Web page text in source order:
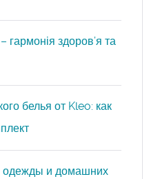
гармонія здоров’я та
белья от Kleo: как
одежды и домашних